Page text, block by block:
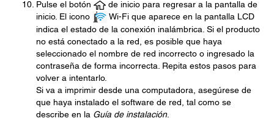
Pulse el botón
de inicio para regresar a la pantalla de
inicio. El icono
Wi-Fi que aparece en la pantalla LCD
indica el estado de la conexión inalámbrica. Si el producto
no está conectado a la red, es posible que haya
seleccionado el nombre de red incorrecto o ingresado la
contraseña de forma incorrecta. Repita estos pasos para
volver a intentarlo.
Si va a imprimir desde una computadora, asegúrese de
que haya instalado el software de red, tal como se
describe en la Guía de instalación.